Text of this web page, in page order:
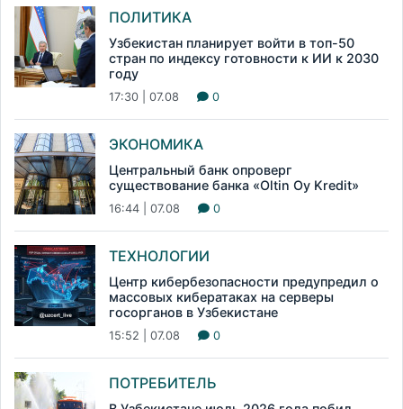
ПОЛИТИКА
Узбекистан планирует войти в топ-50
стран по индексу готовности к ИИ к 2030
году
17:30 | 07.08 0
ЭКОНОМИКА
Центральный банк опроверг
существование банка «Oltin Oy Kredit»
16:44 | 07.08 0
ТЕХНОЛОГИИ
Центр кибербезопасности предупредил о
массовых кибератаках на серверы
госорганов в Узбекистане
15:52 | 07.08 0
ПОТРЕБИТЕЛЬ